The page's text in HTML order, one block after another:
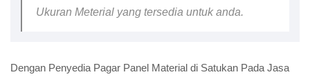
Ukuran Meterial yang tersedia untuk anda.
Dengan Penyedia Pagar Panel Material di Satukan Pada Jasa